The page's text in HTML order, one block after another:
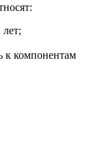
к компонентам